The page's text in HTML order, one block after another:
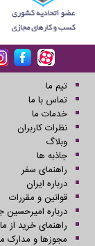
تیم ما
تماس با ما
خدمات ما
نظرات کاربران
وبلاگ
جاذبه ها
راهنمای سفر
درباره ایران
قوانین و مقررات
درباره
راهنمای خرید از ما
مجوزها و مدارک